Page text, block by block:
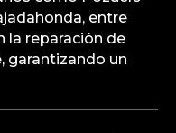
entre
la reparación de
garantizando un